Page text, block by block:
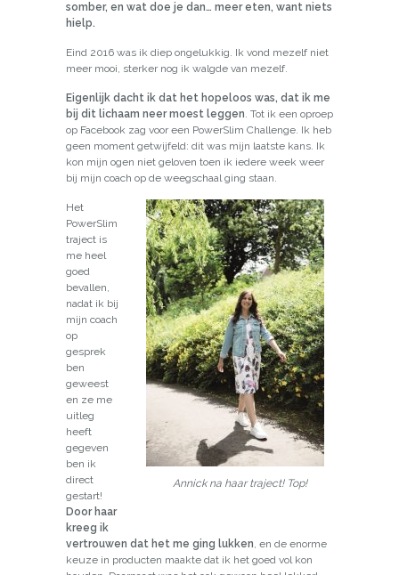
somber, en wat doe je dan… meer eten, want niets
hielp.
Eind 2016 was ik diep ongelukkig. Ik vond mezelf niet
meer mooi, sterker nog ik walgde van mezelf.
Eigenlijk dacht ik dat het hopeloos was, dat ik me
bij dit lichaam neer moest leggen. Tot ik een oproep
op Facebook zag voor een PowerSlim Challenge. Ik heb
geen moment getwijfeld: dit was mijn laatste kans. Ik
kon mijn ogen niet geloven toen ik iedere week weer
bij mijn coach op de weegschaal ging staan.
Annick na haar traject! Top!
Het
PowerSlim
traject is
me heel
goed
bevallen,
nadat ik bij
mijn coach
op
gesprek
ben
geweest
en ze me
uitleg
heeft
gegeven
ben ik
direct
gestart!
Door haar
kreeg ik
vertrouwen dat het me ging lukken, en de enorme
keuze in producten maakte dat ik het goed vol kon